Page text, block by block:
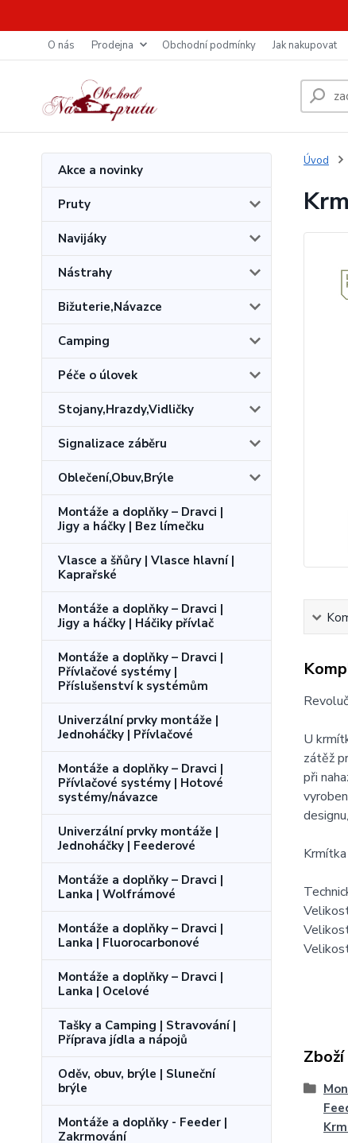
O nás Prodejna Obchodní podmínky Jak nakupovat
Akce a novinky
Pruty
Navijáky
Nástrahy
Bižuterie,Návazce
Camping
Péče o úlovek
Stojany,Hrazdy,Vidličky
Signalizace záběru
Oblečení,Obuv,Brýle
Montáže a doplňky – Dravci |
Jigy a háčky | Bez límečku
Vlasce a šňůry | Vlasce hlavní |
Kaprařské
Montáže a doplňky – Dravci |
Jigy a háčky | Háčiky přívlač
Montáže a doplňky – Dravci |
Přívlačové systémy |
Příslušenství k systémům
Univerzální prvky montáže |
Jednoháčky | Přívlačové
Montáže a doplňky – Dravci |
Přívlačové systémy | Hotové
systémy/návazce
Univerzální prvky montáže |
Jednoháčky | Feederové
Montáže a doplňky – Dravci |
Lanka | Wolfrámové
Montáže a doplňky – Dravci |
Lanka | Fluorocarbonové
Montáže a doplňky – Dravci |
Lanka | Ocelové
Tašky a Camping | Stravování |
Příprava jídla a nápojů
Oděv, obuv, brýle | Sluneční
brýle
Montáže a doplňky - Feeder |
Zakrmování
Úvod
U
zátěž
při